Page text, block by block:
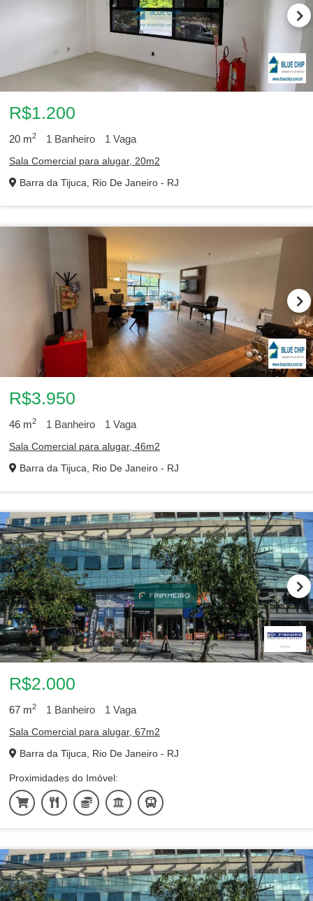
R$1.200
20 m2 1 Banheiro 1 Vaga
Sala Comercial para alugar, 20m2
Barra da Tijuca, Rio De Janeiro - RJ
R$3.950
46 m2 1 Banheiro 1 Vaga
Sala Comercial para alugar, 46m2
Barra da Tijuca, Rio De Janeiro - RJ
R$2.000
67 m2 1 Banheiro 1 Vaga
Sala Comercial para alugar, 67m2
Barra da Tijuca, Rio De Janeiro - RJ
Proximidades do Imóvel: